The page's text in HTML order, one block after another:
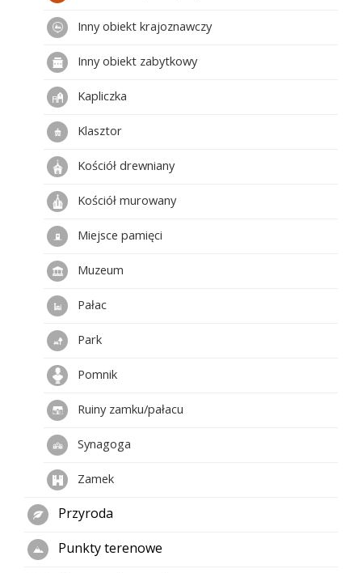
Inny obiekt krajoznawczy
Inny obiekt zabytkowy
Kapliczka
Klasztor
Kościół drewniany
Kościół murowany
Miejsce pamięci
Muzeum
Pałac
Park
Pomnik
Ruiny zamku/pałacu
Synagoga
Zamek
Przyroda
Punkty terenowe